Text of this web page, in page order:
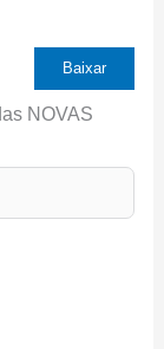
Baixar
NOVAS